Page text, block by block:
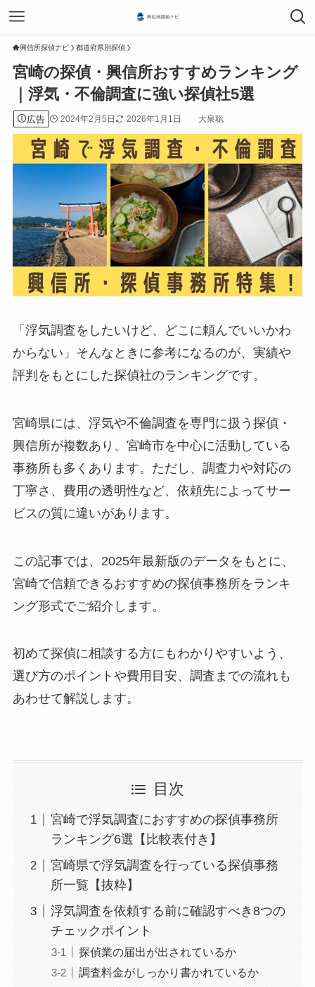
興信所探偵ナビ 都道府県別探偵
宮崎の探偵・興信所おすすめランキング
｜浮気・不倫調査に強い探偵社5選
広告 2024年2月5日 2026年1月1日 大泉聡
「浮気調査をしたいけど、どこに頼んでいいかわ
からない」そんなときに参考になるのが、実績や
評判をもとにした探偵社のランキングです。
宮崎県には、浮気や不倫調査を専門に扱う探偵・
興信所が複数あり、宮崎市を中心に活動している
事務所も多くあります。ただし、調査力や対応の
丁寧さ、費用の透明性など、依頼先によってサー
ビスの質に違いがあります。
この記事では、2025年最新版のデータをもとに、
宮崎で信頼できるおすすめの探偵事務所をランキ
ング形式でご紹介します。
初めて探偵に相談する方にもわかりやすいよう、
選び方のポイントや費用目安、調査までの流れも
あわせて解説します。
目次
宮崎で浮気調査におすすめの探偵事務所
ランキング6選【比較表付き】
宮崎県で浮気調査を行っている探偵事務
所一覧【抜粋】
浮気調査を依頼する前に確認すべき8つの
チェックポイント
探偵業の届出が出されているか
調査料金がしっかり書かれているか